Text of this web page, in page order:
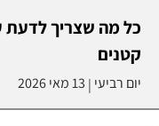
כל מה שצריך לדעת
קטנים
יום רביעי | 13 מאי 2026